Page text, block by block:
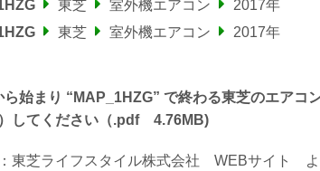
東芝 室外機エアコン
2017年
東芝 室外機エアコン 2017年
ら始まり “MAP_1HZG” で終わる東芝のエアコ
）してください（.pdf 4.76MB)
東芝ライフスタイル株式会社 WEBサイト よ